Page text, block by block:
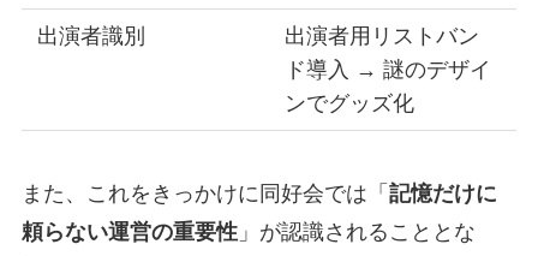
出演者識別
出演者用リストバン
ド導入 → 謎のデザイ
ンでグッズ化
また、これをきっかけに同好会では「 記憶だけに
頼らない運営の重要性」が認識されることとな